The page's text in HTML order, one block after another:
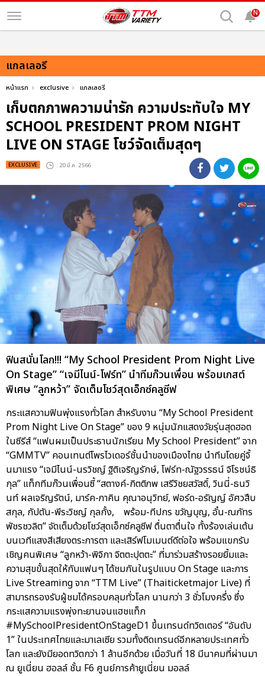
N
แกลเลอรี
หน้าแรก exclusive แกลเลอรี
เก็บตกภาพความน่ารัก ความประทับใจ MY
SCHOOL PRESIDENT PROM NIGHT
LIVE ON STAGE โชว์จัดเต็มสุดๆ
EXCLUSIVE : 20 มี.ค. 2566
ฟินสนั่นโลก!!! “My School President Prom Night Live
On Stage” “เจมีไนน์-โฟร์ท” นำทีมก๊วนเพื่อน พร้อมเกสต์
พิเศษ “ลูกหว้า” จัดเต็มโชว์สุดเอ็กซ์คลูซีฟ
กระแสความฟินพุ่งแรงทั่วโลก สำหรับงาน “My School President
Prom Night Live On Stage” ของ 9 หนุ่มนักแสดงวัยรุ่นสุดฮอต
ในซีรีส์ “แฟนผมเป็นประธานนักเรียน My School President” จาก
“GMMTV” คอนเทนต์โพรไวเดอร์ชั้นนำของเมืองไทย นำทีมโดยคู่จิ้
นมาแรง “เจมีไนน์-นรวิชญ์ ฐิติเจริญรักษ์, โฟร์ท-ณัฐวรรธน์ จิโรชน์ธิ
กุล” แท็กทีมก๊วนเพื่อนซี้ “สตางค์-กิตติภพ เสรีวิชยสวัสดิ์, วินนี่-ธนวิ
นท์ ผลเจริญรัตน์, มาร์ค-ภาคิน คุณาอนุวิทย์, ฟอร์ด-อรัญญ์ อัศวสืบ
สกุล, กัปตัน-พีระวิชญ์ กุลกั้ง, พร้อม-ทีปกร ขวัญบุญ, อั๋น-ณภัทร
พัชรชวลิต” จัดเต็มด้วยโชว์สุดเอ็กซ์คลูซีฟ ตื่นตาตื่นใจ ทั้งร้องเล่นเต้น
บนเวทีแสงสีเสียงตระการตา และเสิร์ฟโมเมนต์ดีต่อใจ พร้อมแขกรับ
เชิญคนพิเศษ “ลูกหว้า-พิจิกา จิตตะปุตตะ” ที่มาร่วมสร้างรอยยิ้มและ
ความสุขขั้นสุดให้กับแฟนๆ ได้ชมกันในรูปแบบ On Stage และการ
Live Streaming จาก “TTM Live” (Thaiticketmajor Live) ที่
สามารถรองรับผู้ชมได้ครอบคลุมทั่วโลก นานกว่า 3 ชั่วโมงครึ่ง ซึ่ง
กระแสความแรงพุ่งทะยานจนแฮชแท็ก
#MySchoolPresidentOnStageD1 ขึ้นเทรนด์ทวิตเตอร์ “อันดับ
1” ในประเทศไทยและมาเลเซีย รวมทั้งติดเทรนด์อีกหลายประเทศทั่ว
โลก และยังมียอดทวิตกว่า 1 ล้านอีกด้วย เมื่อวันที่ 18 มีนาคมที่ผ่านมา
ณ ยูเนี่ยน ฮอลล์ ชั้น F6 ศูนย์การค้ายูเนี่ยน มอลล์